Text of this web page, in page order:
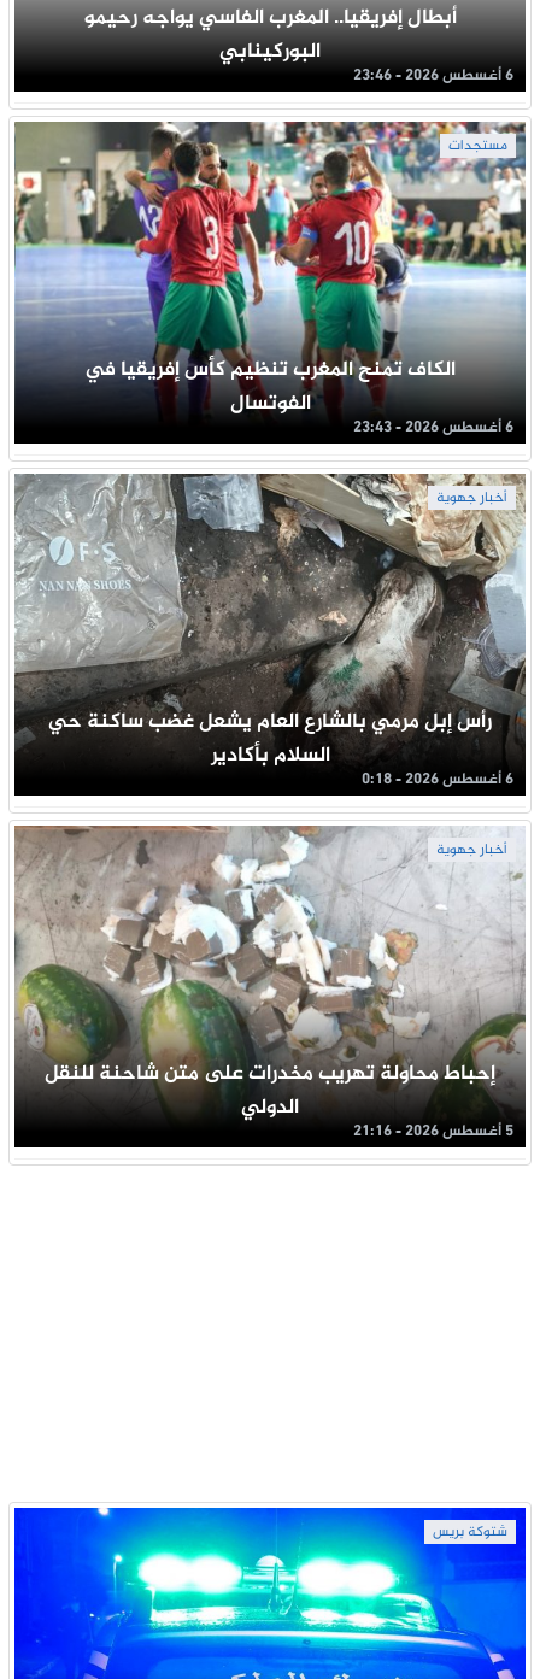
أبطال إفريقيا.. المغرب الفاسي يواجه رحيمو
البوركينابي
6 أغسطس 2026 - 23:46
مستجدات
الكاف تمنح المغرب تنظيم كأس إفريقيا في
الفوتسال
6 أغسطس 2026 - 23:43
أخبار جهوية
رأس إبل مرمي بالشارع العام يشعل غضب ساكنة حي
السلام بأكادير
6 أغسطس 2026 - 0:18
أخبار جهوية
إحباط محاولة تهريب مخدرات على متن شاحنة للنقل
الدولي
5 أغسطس 2026 - 21:16
شتوكة بريس